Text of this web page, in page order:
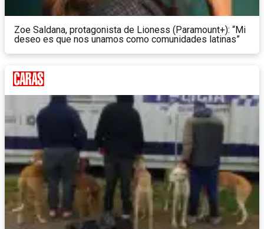
Zoe Saldana, protagonista de Lioness (Paramount+): “Mi
deseo es que nos unamos como comunidades latinas”